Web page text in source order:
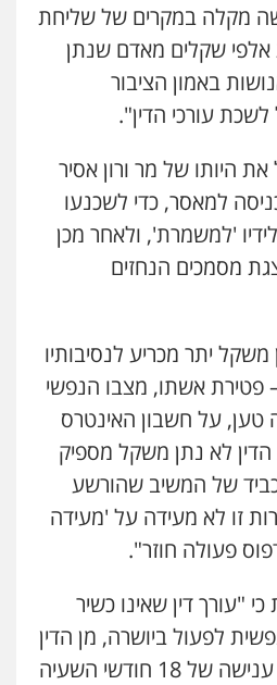
מקלה במקרים של שליחת
אלפי שקלים מאדם שנתן
באמון הציבור
עורכי הדין".
היותו של מר ורון אסיר
למאסר, כדי לשכנעו
'למשמרת', ולאחר מכן
מסמכים הנחזים
משקל יתר מכריע לנסיבותיו
פטירת אשתו, מצבו הנפשי
על חשבון האינטרס
הדין לא נתן משקל מספיק
של המשיב שהורשע
זו לא מעידה על 'מעידה
פעולה חוזר".
"עורך דין שאינו כשיר
לפעול ביושרה, מן הדין
שלא יעסוק במקצוע. ענישה של 18 חודשי השעיה